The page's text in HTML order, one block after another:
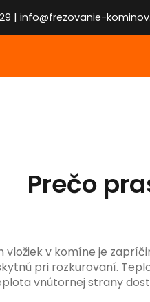
| info@frezovanie-
Prečo
vložiek v komíne je
pri rozkurovaní.
vnútornej strany